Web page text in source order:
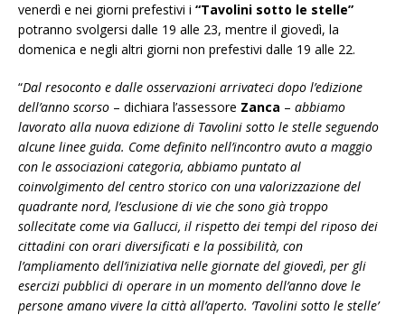
venerdì e nei giorni prefestivi i “Tavolini sotto le stelle”
potranno svolgersi dalle 19 alle 23, mentre il giovedì, la
domenica e negli altri giorni non prefestivi dalle 19 alle 22.
“Dal resoconto e dalle osservazioni arrivateci dopo l’edizione
dell’anno scorso – dichiara l’assessore Zanca – abbiamo
lavorato alla nuova edizione di Tavolini sotto le stelle seguendo
alcune linee guida. Come definito nell’incontro avuto a maggio
con le associazioni categoria, abbiamo puntato al
coinvolgimento del centro storico con una valorizzazione del
quadrante nord, l’esclusione di vie che sono già troppo
sollecitate come via Gallucci, il rispetto dei tempi del riposo dei
cittadini con orari diversificati e la possibilità, con
l’ampliamento dell’iniziativa nelle giornate del giovedì, per gli
esercizi pubblici di operare in un momento dell’anno dove le
persone amano vivere la città all’aperto. ‘Tavolini sotto le stelle’